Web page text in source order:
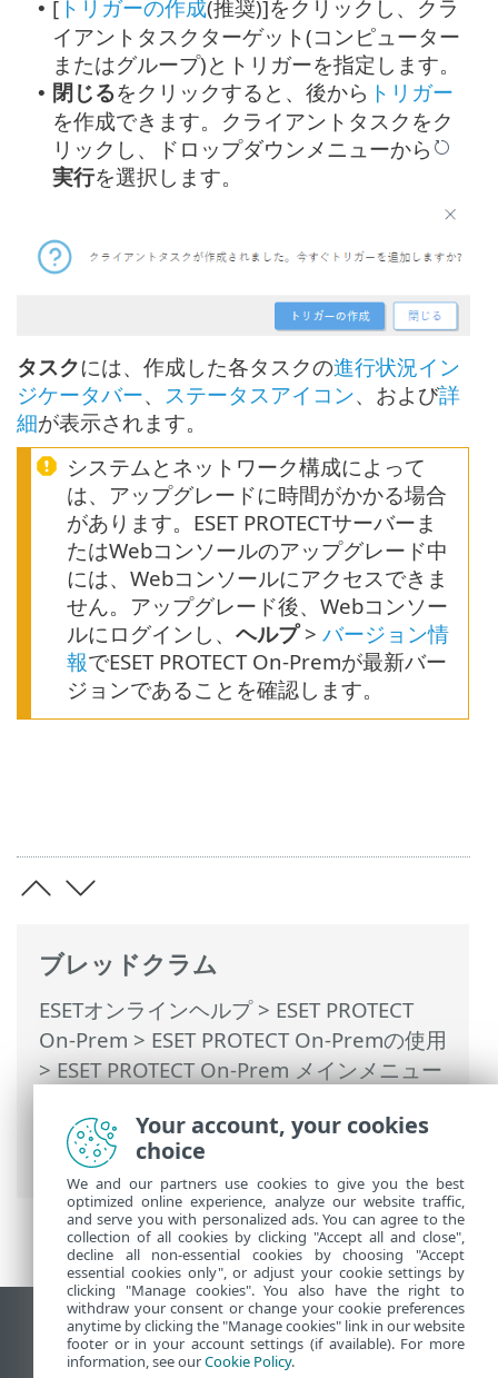
ブレッドクラム
ESETオンラインヘルプ> ESET PROTECT
On-Prem > ESET PROTECT On-Premの使用
>ESET PROTECT On-Prem メインメニュー
PROTECT コンポーネントのアップグレー
• [ トリガーの作成(推奨)]をクリックし、クラ
イアントタスクターゲット(コンピューター
またはグループ)とトリガーを指定します。
• 閉じるをクリックすると、後から トリガー
を作成できます。クライアントタスクをク
リックし、ドロップダウンメニューから
実行を選択します。
タスクには、作成した各タスクの進行状況イン
ジケータバー、 ステータスアイコン、および詳
細が表示されます。
システムとネットワーク構成によって
は、アップグレードに時間がかかる場合
があります。ESET PROTECTサーバーま
たはWebコンソールのアップグレード中
には、Webコンソールにアクセスできま
せん。アップグレード後、Webコンソー
ルにログインし、 ヘルプ> バージョン情
報でESET PROTECT On-Premが最新バー
ジョンであることを確認します。
デスクトップサイトの表示
End of Life
Your account, your cookies
choice
We and our partners use cookies to give you the best
optimized online experience, analyze our website traffic,
and serve you with personalized ads. You can agree to the
collection of all cookies by clicking "Accept all and close",
decline all non-essential cookies by choosing "Accept
essential cookies only", or adjust your cookie settings by
clicking "Manage cookies". You also have the right to
withdraw your consent or change your cookie preferences
anytime by clicking the "Manage cookies" link in our website
footer or in your account settings (if available). For more
information, see ourCookie Policy.